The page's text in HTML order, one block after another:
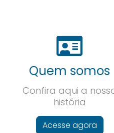
Quem somos
Confira aqui a
história
Acesse agora